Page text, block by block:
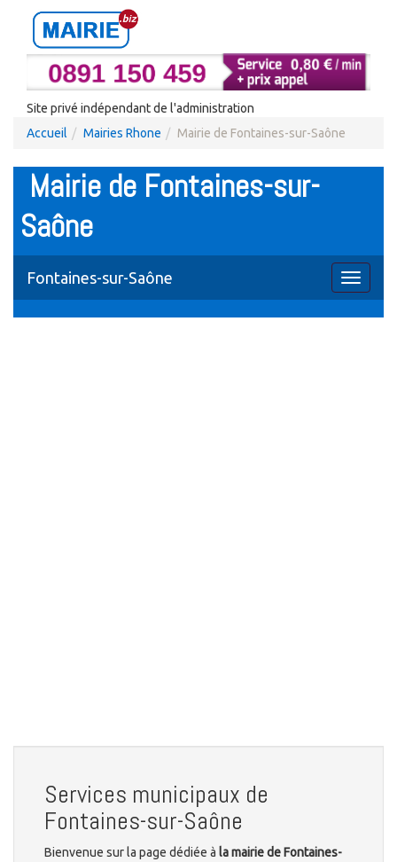
Site privé indépendant de l'administration
Accueil
Mairies Rhone Mairie de Fontaines-sur-Saône
Mairie de Fontaines-sur-
Saône
Toggle
Fontaines-sur-Saône
Services municipaux de
Fontaines-sur-Saône
Bienvenue sur la page dédiée à la mairie de Fontaines-